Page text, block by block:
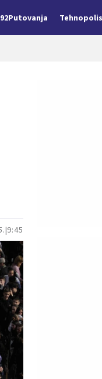
92Putovanja Tehnopolis
9:45